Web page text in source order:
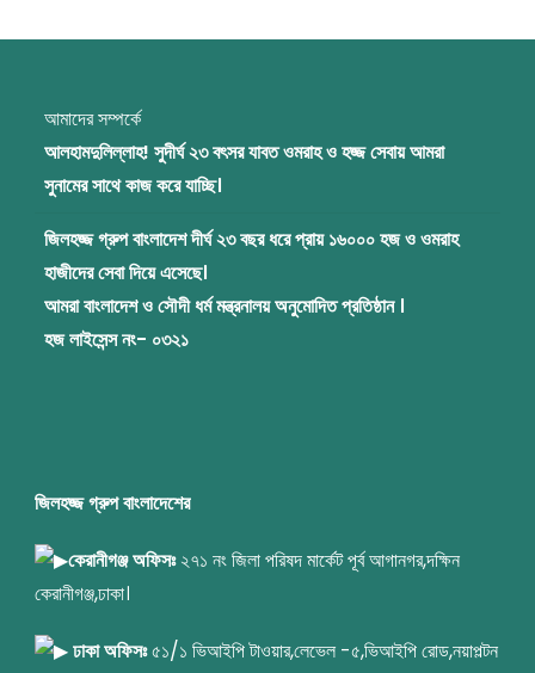
আমাদের সম্পর্কে
আলহামদুলিল্লাহ! সুদীর্ঘ ২৩ বৎসর যাবত ওমরাহ ও হজ্জ সেবায় আমরা
সুনামের সাথে কাজ করে যাচ্ছি।
জিলহজ্জ গ্রুপ বাংলাদেশ দীর্ঘ ২৩ বছর ধরে প্রায় ১৬০০০ হজ ও ওমরাহ
হাজীদের সেবা দিয়ে এসেছে।
আমরা বাংলাদেশ ও সৌদী ধর্ম মন্ত্রনালয় অনুমোদিত প্রতিষ্ঠান ।
হজ লাইসেন্স নং- ০৩২১
জিলহজ্জ গ্রুপ বাংলাদেশের
কেরানীগঞ্জ অফিসঃ২৭১ নং জিলা পরিষদ মার্কেট পূর্ব আগানগর,দক্ষিন
কেরানীগঞ্জ,ঢাকা।
ঢাকা অফিসঃ৫১/১ ভিআইপি টাওয়ার,লেভেল -৫,ভিআইপি রোড,নয়াপল্টন